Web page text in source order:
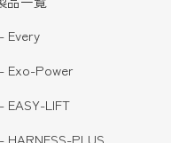
- Every
- Exo-Power
- EASY-LIFT
- HARNESS-PLUS